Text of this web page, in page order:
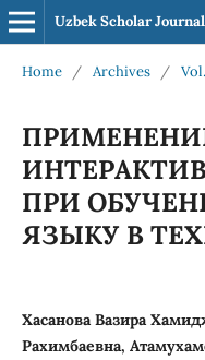
Uzbek Scholar Journal
Home / Archives /
ПРИ
ЯЗЫКУ В
Хасанова Вазира
Рахимбаевна,